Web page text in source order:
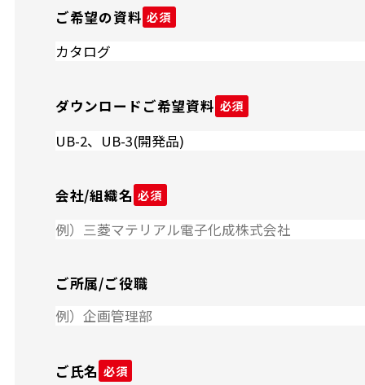
ご希望の資料 必須
ダウンロードご希望資料 必須
会社/組織名 必須
ご所属/ご役職
ご氏名 必須